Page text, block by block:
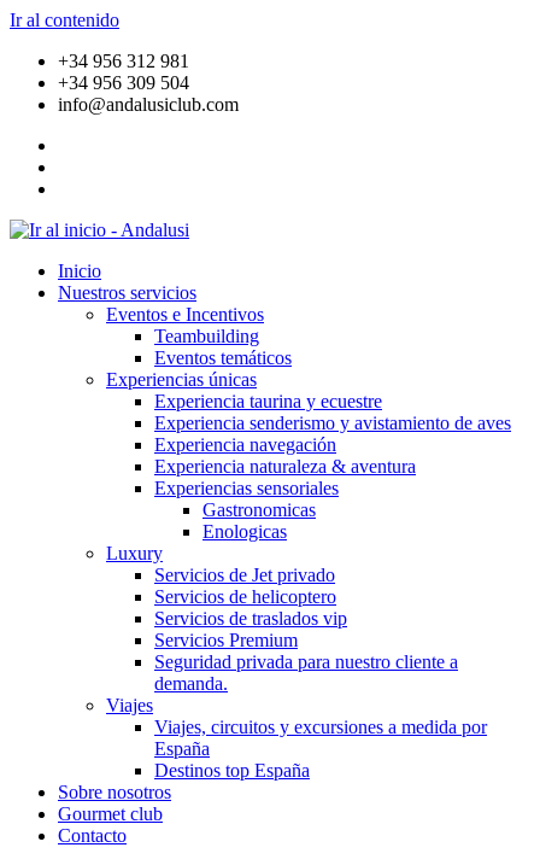
Ir al contenido
+34 956 312 981
+34 956 309 504
info@andalusiclub.com
Inicio
Nuestros servicios
Eventos e Incentivos
Teambuilding
Eventos temáticos
Experiencias únicas
Experiencia taurina y ecuestre
Experiencia senderismo y avistamiento de aves
Experiencia navegación
Experiencia naturaleza & aventura
Experiencias sensoriales
Gastronomicas
Enologicas
Luxury
Servicios de Jet privado
Servicios de helicoptero
Servicios de traslados vip
Servicios Premium
Seguridad privada para nuestro cliente a
demanda.
Viajes
Viajes, circuitos y excursiones a medida por
España
Destinos top España
Sobre nosotros
Gourmet club
Contacto